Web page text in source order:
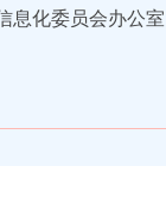
息化委员会办公室